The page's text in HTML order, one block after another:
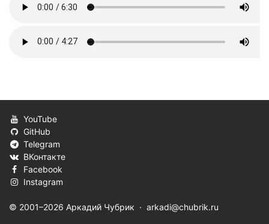
YouTube
GitHub
Telegram
ВКонтакте
Facebook
Instagram
© 2001–2026 Аркадий Чубрик · arkadi@chubrik.ru